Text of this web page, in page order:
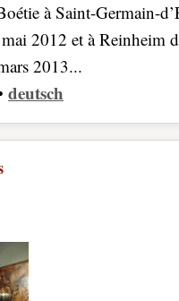
à Saint-Germain-
2012 et à Reinheim
2013...
deutsch